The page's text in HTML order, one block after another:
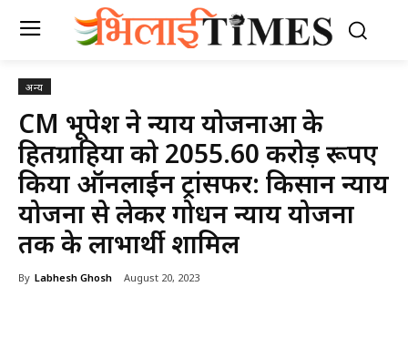
अन्य
CM भूपेश ने न्याय योजनाओं के
हितग्राहियों को 2055.60 करोड़ रूपए
किया ऑनलाईन ट्रांसफर: किसान न्याय
योजना से लेकर गोधन न्याय योजना
तक के लाभार्थी शामिल
By Labhesh Ghosh August 20, 2023